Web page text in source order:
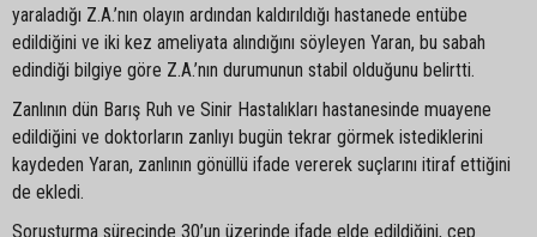
yaraladığı Z.A.’nın olayın ardından kaldırıldığı hastanede entübe
edildiğini ve iki kez ameliyata alındığını söyleyen Yaran, bu sabah
edindiği bilgiye göre Z.A.’nın durumunun stabil olduğunu belirtti.
Zanlının dün Barış Ruh ve Sinir Hastalıkları hastanesinde muayene
edildiğini ve doktorların zanlıyı bugün tekrar görmek istediklerini
kaydeden Yaran, zanlının gönüllü ifade vererek suçlarını itiraf ettiğini
de ekledi.
Soruşturma sürecinde 30’un üzerinde ifade elde edildiğini, cep